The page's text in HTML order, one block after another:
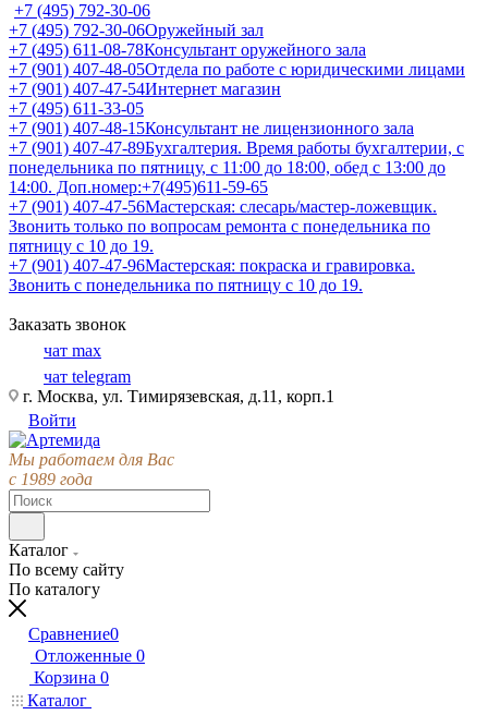
+7 (495) 792-30-06
+7 (495) 792-30-06Оружейный зал
+7 (495) 611-08-78Консультант оружейного зала
+7 (901) 407-48-05Отдела по работе с юридическими лицами
+7 (901) 407-47-54Интернет магазин
+7 (495) 611-33-05
+7 (901) 407-48-15Консультант не лицензионного зала
+7 (901) 407-47-89Бухгалтерия. Время работы бухгалтерии, с
понедельника по пятницу, с 11:00 до 18:00, обед с 13:00 до
14:00. Доп.номер:+7(495)611-59-65
+7 (901) 407-47-56Мастерская: слесарь/мастер-ложевщик.
Звонить только по вопросам ремонта с понедельника по
пятницу с 10 до 19.
+7 (901) 407-47-96Мастерская: покраска и гравировка.
Звонить с понедельника по пятницу с 10 до 19.
Заказать звонок
чат max
чат telegram
г. Москва, ул. Тимирязевская, д.11, корп.1
Войти
Мы работаем для Вас
с 1989 года
Каталог
По всему сайту
По каталогу
Сравнение0
Отложенные 0
Корзина 0
Каталог